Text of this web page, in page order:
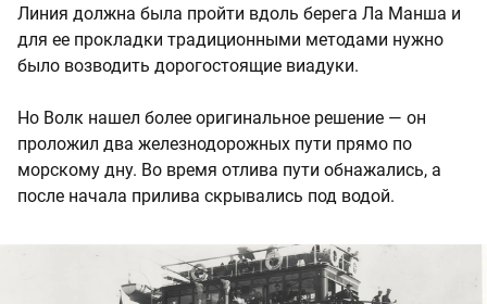
Линия должна была пройти вдоль берега Ла Манша и
для ее прокладки традиционными методами нужно
было возводить дорогостоящие виадуки.
Но Волк нашел более оригинальное решение — он
проложил два железнодорожных пути прямо по
морскому дну. Во время отлива пути обнажались, а
после начала прилива скрывались под водой.